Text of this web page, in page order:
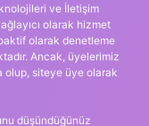
ve İletişim
olarak hizmet
olarak denetleme
Ancak, üyelerimiz
olup, siteye üye olarak
düşündüğünüz